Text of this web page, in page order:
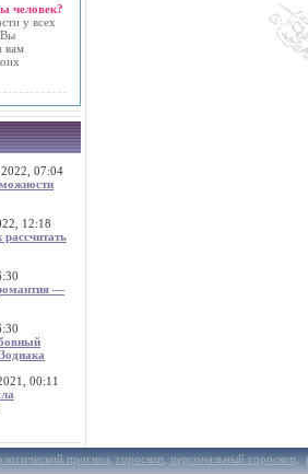
человек?
у всех
Вы
вам
2022, 07:04
12:18
рассчитать
—
00:11
прогноз,гороскоп,персональный гороскоп,